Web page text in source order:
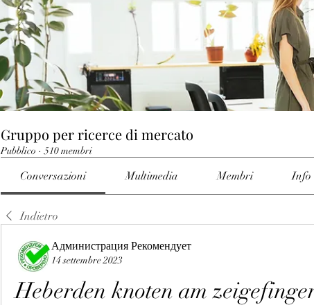
Gruppo per ricerce di mercato
Pubblico · 510 membri
Conversazioni Multimedia Membri Info
Indietro
Администрация Рекомендует
14 settembre 2023
Heberden knoten am